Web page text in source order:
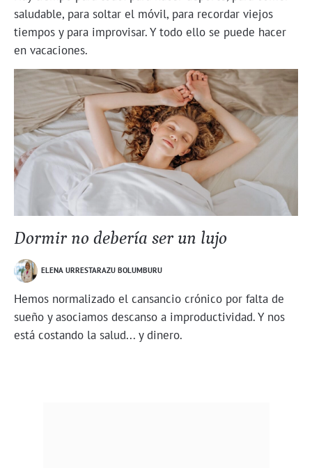
saludable, para soltar el móvil, para recordar viejos
tiempos y para improvisar. Y todo ello se puede hacer
en vacaciones.
Dormir no debería ser un lujo
ELENA URRESTARAZU BOLUMBURU
Hemos normalizado el cansancio crónico por falta de
sueño y asociamos descanso a improductividad. Y nos
está costando la salud... y dinero.